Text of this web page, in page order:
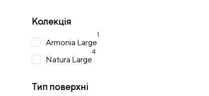
Колекція
Armonia Large
1
Natura Large
4
Тип поверхні